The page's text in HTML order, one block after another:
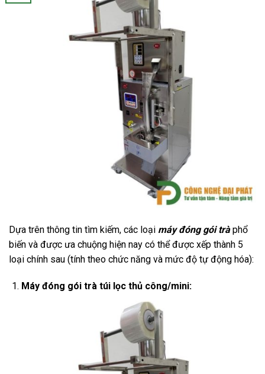
Dựa trên thông tin tìm kiếm, các loại máy đóng gói trà phổ
biến và được ưa chuộng hiện nay có thể được xếp thành 5
loại chính sau (tính theo chức năng và mức độ tự động hóa):
Máy đóng gói trà túi lọc thủ công/mini: